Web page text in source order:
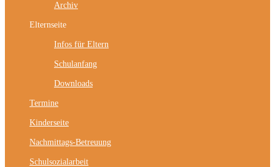
Archiv
Elternseite
Infos für Eltern
Schulanfang
Downloads
Termine
Kinderseite
Nachmittags-Betreuung
Schulsozialarbeit